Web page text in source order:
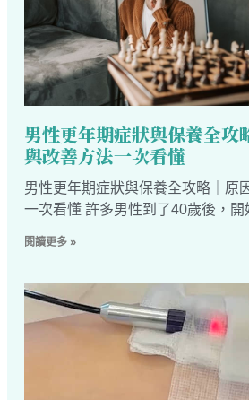
男性更年期症狀與保養全攻
與改善方法一次看懂
男性更年期症狀與保養全攻略｜原
一次看懂 許多男性到了40歲後，開
閱讀更多 »